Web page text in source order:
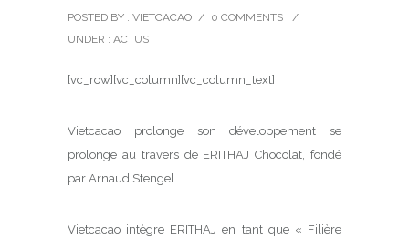
POSTED BY : VIETCACAO / 0 COMMENTS
/
UNDER : ACTUS
[vc_row][vc_column][vc_column_text]
Vietcacao prolonge son développement se
prolonge au travers de ERITHAJ Chocolat, fondé
par Arnaud Stengel.
Vietcacao intègre ERITHAJ en tant que « Filière